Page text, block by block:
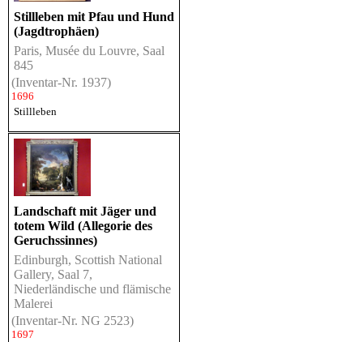
Stillleben mit Pfau und Hund
(Jagdtrophäen)
Paris, Musée du Louvre, Saal
845
(Inventar-Nr. 1937)
1696
Stillleben
Landschaft mit Jäger und
totem Wild (Allegorie des
Geruchssinnes)
Edinburgh, Scottish National
Gallery, Saal 7,
Niederländische und flämische
Malerei
(Inventar-Nr. NG 2523)
1697